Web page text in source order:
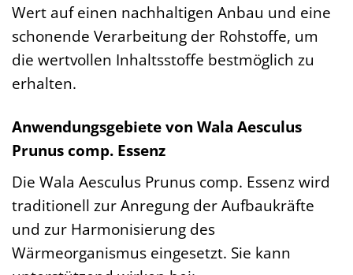
Wert auf einen nachhaltigen Anbau und eine
schonende Verarbeitung der Rohstoffe, um
die wertvollen Inhaltsstoffe bestmöglich zu
erhalten.
Anwendungsgebiete von Wala Aesculus
Prunus comp. Essenz
Die Wala Aesculus Prunus comp. Essenz wird
traditionell zur Anregung der Aufbaukräfte
und zur Harmonisierung des
Wärmeorganismus eingesetzt. Sie kann